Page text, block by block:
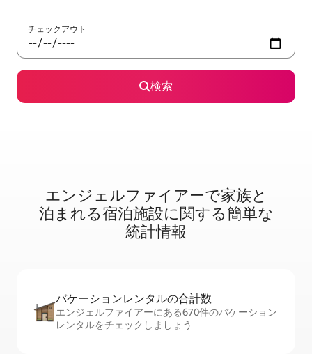
チェックアウト
検索
エンジェルファイアーで家⁠族⁠と
泊⁠ま⁠れ⁠る宿⁠泊⁠施⁠設⁠に関⁠す⁠る簡⁠単⁠な
統⁠計⁠情⁠報
バケーションレ⁠ン⁠タ⁠ル⁠の合⁠計⁠数
エンジェルファイアーにある670件のバケーション
レンタルをチェックしましょう